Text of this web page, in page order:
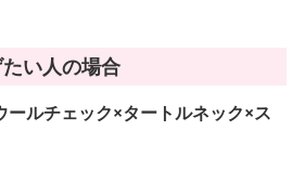
い人の場合
ルチェック×タートルネック×ス